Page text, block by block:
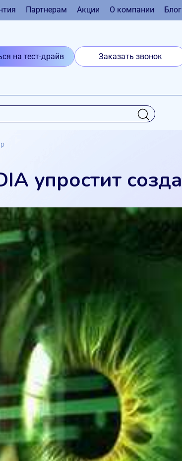
Партнерам Акции О компании Блог
на тест-драйв Заказать звонок
упростит